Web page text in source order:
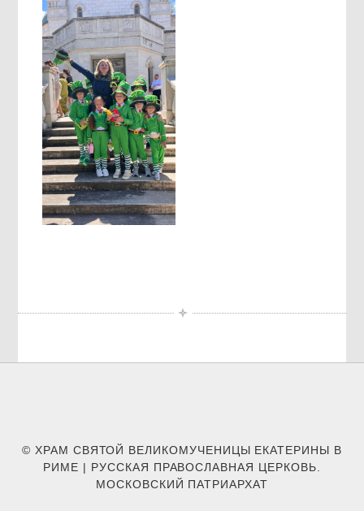
© ХРАМ СВЯТОЙ ВЕЛИКОМУЧЕНИЦЫ ЕКАТЕРИНЫ В
РИМЕ | РУССКАЯ ПРАВОСЛАВНАЯ ЦЕРКОВЬ.
МОСКОВСКИЙ ПАТРИАРХАТ